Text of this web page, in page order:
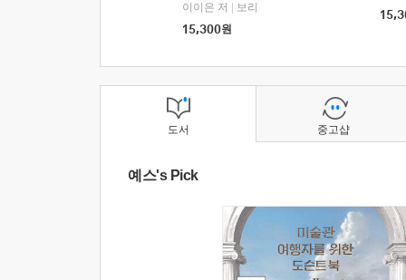
이이은 저
보리
15,300원
도서
예스's Pick
중고샵